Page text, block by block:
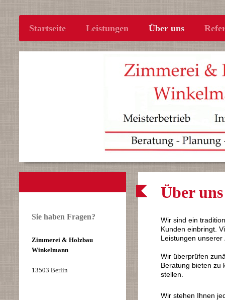
Startseite Leistungen Über uns
Über uns
Wir sind ein
Kunden einbringt.
Leistungen
Wir überprüfen
Beratung bieten zu
stellen.
Wir stehen Ihnen
Sie haben Fragen?
Zimmerei & Holzbau
Winkelmann
13503 Berlin